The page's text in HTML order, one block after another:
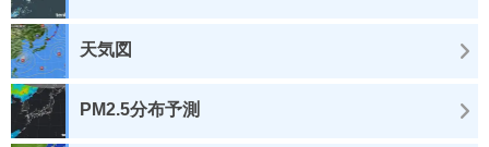
天気図
PM2.5分布予測